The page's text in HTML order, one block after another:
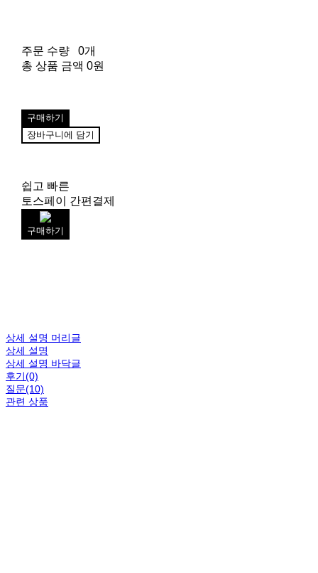
주문 수량
0개
총 상품 금액 0원
구매하기
장바구니에 담기
쉽고 빠른
토스페이 간편결제
구매하기
상세 설명 머리글
상세 설명
상세 설명 바닥글
후기(0)
질문(10)
관련 상품